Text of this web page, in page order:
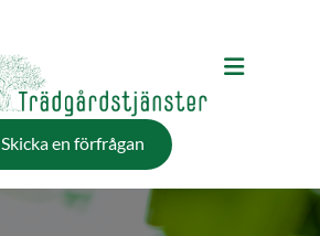
Skicka en förfrågan